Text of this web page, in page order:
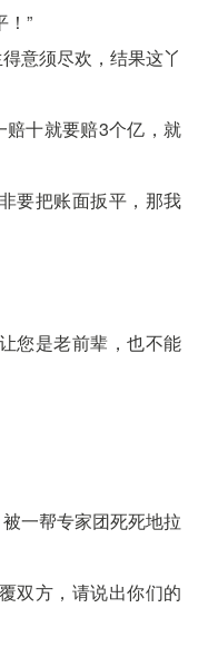
！”
意须尽欢，结果这丫
十就要赔3个亿，就
要把账面扳平，那我
您是老前辈，也不能
一帮专家团死死地拉
双方，请说出你们的